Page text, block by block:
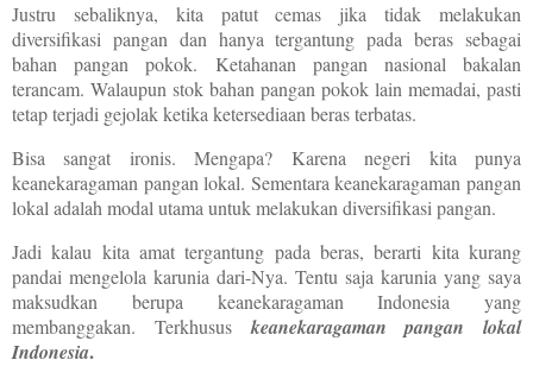
Justru sebaliknya, kita patut cemas jika tidak melakukan
diversifikasi pangan dan hanya tergantung pada beras sebagai
bahan pangan pokok. Ketahanan pangan nasional bakalan
terancam. Walaupun stok bahan pangan pokok lain memadai, pasti
tetap terjadi gejolak ketika ketersediaan beras terbatas.
Bisa sangat ironis. Mengapa? Karena negeri kita punya
keanekaragaman pangan lokal. Sementara keanekaragaman pangan
lokal adalah modal utama untuk melakukan diversifikasi pangan.
Jadi kalau kita amat tergantung pada beras, berarti kita kurang
pandai mengelola karunia dari-Nya. Tentu saja karunia yang saya
maksudkan berupa keanekaragaman Indonesia yang
membanggakan. Terkhusus keanekaragaman pangan lokal
Indonesia.